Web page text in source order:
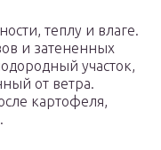
теплу и влаге.
и затененных
участок,
от ветра.
картофеля,